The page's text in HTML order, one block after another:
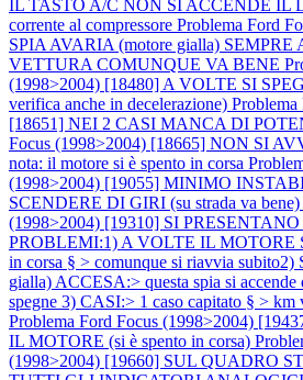
IL TASTO A/C NON SI ACCENDE IL
corrente al compressore Problema Ford
SPIA AVARIA (motore gialla) SEMPRE
VETTURA COMUNQUE VA BENE
(1998>2004) [18480] A VOLTE SI
verifica anche in decelerazione)
[18651] NEI 2 CASI MANCA DI
Focus (1998>2004) [18665] NON SI
nota: il motore si è spento in corsa
(1998>2004) [19055] MINIMO
SCENDERE DI GIRI (su strada va bene)
(1998>2004) [19310] SI
PROBLEMI:1) A VOLTE IL MOTORE
in corsa § > comunque si riavvia
gialla) ACCESA:> questa spia si accende
spegne 3) CASI:> 1 caso capitato § > km
Problema Ford Focus (1998>2004)
IL MOTORE (si è spento in corsa)
(1998>2004) [19660] SUL QUADRO